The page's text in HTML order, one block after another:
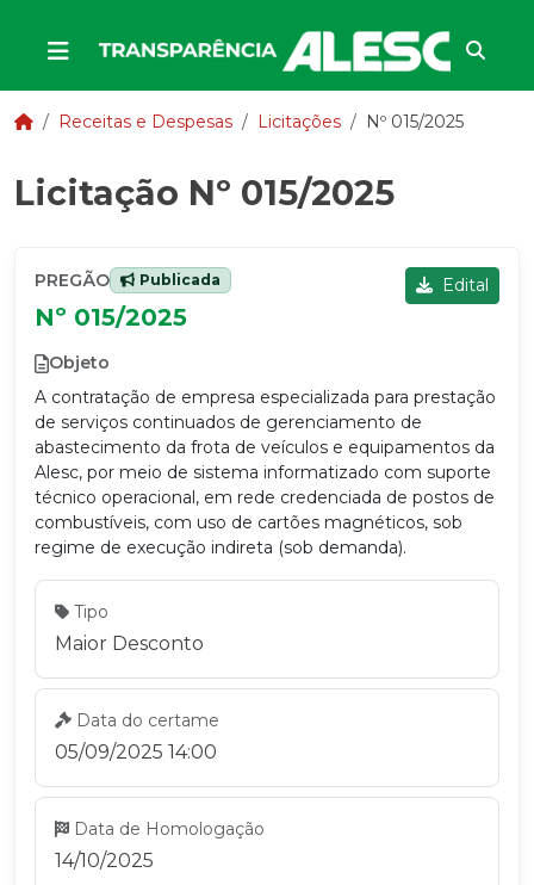
Receitas e Despesas Licitações Nº 015/2025
Licitação Nº 015/2025
PREGÃO Publicada
Nº 015/2025
Edital
Objeto
A contratação de empresa especializada para prestação
de serviços continuados de gerenciamento de
abastecimento da frota de veículos e equipamentos da
Alesc, por meio de sistema informatizado com suporte
técnico operacional, em rede credenciada de postos de
combustíveis, com uso de cartões magnéticos, sob
regime de execução indireta (sob demanda).
Tipo
Maior Desconto
Data do certame
05/09/2025 14:00
Data de Homologação
14/10/2025